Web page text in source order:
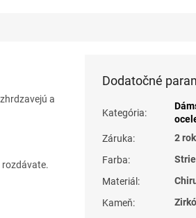
a
rozdávate.
Dodatočné
Kategória:
Záruka:
2
Farba:
Materiál :
Kameň: